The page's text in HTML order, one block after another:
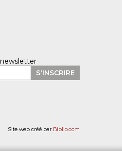
S'INSCRIRE
Site web créé par Biblio.com